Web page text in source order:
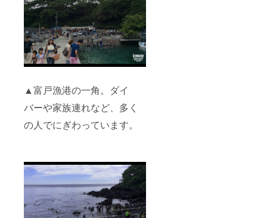
▲富戸漁港の一角。ダイ
バーや家族連れなど、多く
の人でにぎわっています。